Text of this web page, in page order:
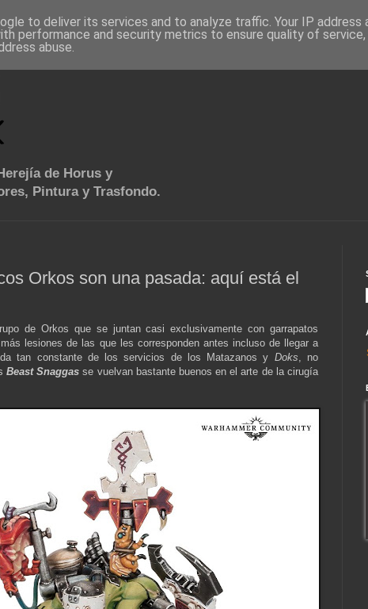
de Horus y
Pintura y Trasfondo.
Orkos son una pasada: aquí está el
de Orkos que se juntan casi exclusivamente con garrapatos
lesiones de las que les corresponden antes incluso de llegar a
tan constante de los servicios de los Matazanos y Doks, no
Beast Snaggas se vuelvan bastante buenos en el arte de la cirugía
to deliver its services and to analyze traffic. Your IP address
performance and security metrics to ensure quality of
abuse.